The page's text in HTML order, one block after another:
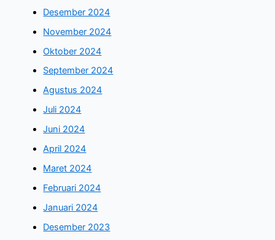
Desember 2024
November 2024
Oktober 2024
September 2024
Agustus 2024
Juli 2024
Juni 2024
April 2024
Maret 2024
Februari 2024
Januari 2024
Desember 2023